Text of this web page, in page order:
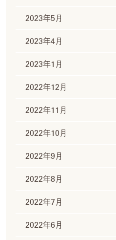
2023年5月
2023年4月
2023年1月
2022年12月
2022年11月
2022年10月
2022年9月
2022年8月
2022年7月
2022年6月